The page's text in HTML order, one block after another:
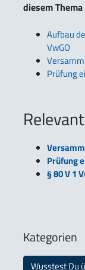
diesem
Aufbau
VwGO
Prüfung
Prüfung
§ 80 V 1
Kategorien
Wusstest Du